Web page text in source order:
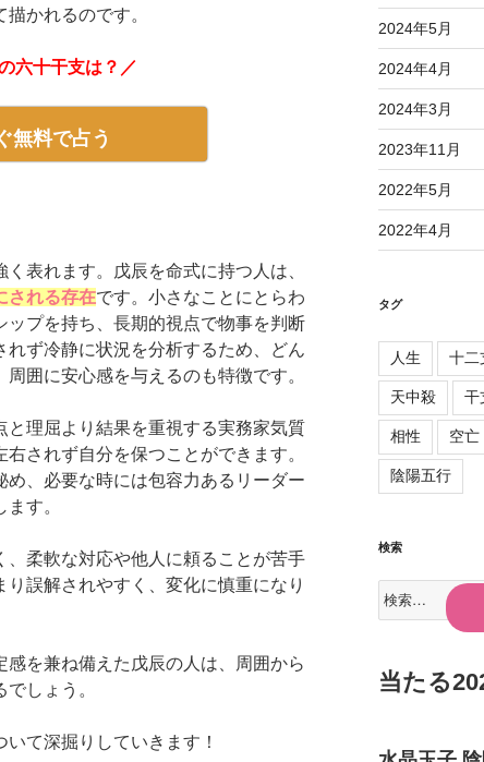
かれるのです。
六十干支は？／
無料で占う
表れます。戊辰を命式に持つ人は、
される存在です。小さなことにとらわ
ップを持ち、長期的視点で物事を判断
ず冷静に状況を分析するため、どん
囲に安心感を与えるのも特徴です。
と理屈より結果を重視する実務家気質
されず自分を保つことができます。
、必要な時には包容力あるリーダー
す。
柔軟な対応や他人に頼ることが苦手
誤解されやすく、変化に慎重になり
を兼ね備えた戊辰の人は、周囲から
しょう。
て深掘りしていきます！
2024年5月
2024年4月
2024年3月
2023年11月
2022年5月
2022年4月
タグ
人生 十二
天中殺 干
相性 空亡
陰陽五行
検索
検
索:
当たる